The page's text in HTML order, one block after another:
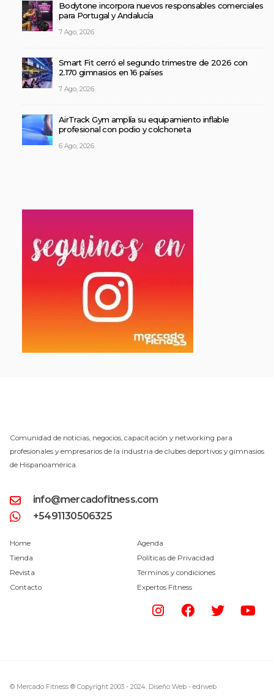
Bodytone incorpora nuevos responsables comerciales
para Portugal y Andalucía
7 Ago, 2026
Smart Fit cerró el segundo trimestre de 2026 con
2.170 gimnasios en 16 países
7 Ago, 2026
AirTrack Gym amplía su equipamiento inflable
profesional con podio y colchoneta
6 Ago, 2026
Comunidad de noticias, negocios, capacitación y networking para
profesionales y empresarios de la industria de clubes deportivos y gimnasios
de Hispanoamérica.
info@mercadofitness.com
+5491130506325
Home
Tienda
Revista
Contacto
Agenda
Políticas de Privacidad
Términos y condiciones
Expertos Fitness
© Mercado Fitness ® Copyright 2003 - 2024. Diseño Web - edrweb